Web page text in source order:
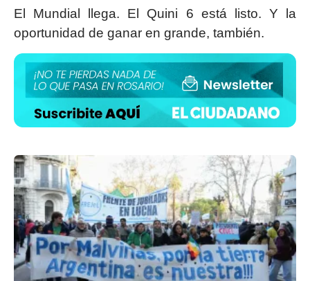
El Mundial llega. El Quini 6 está listo. Y la
oportunidad de ganar en grande, también.